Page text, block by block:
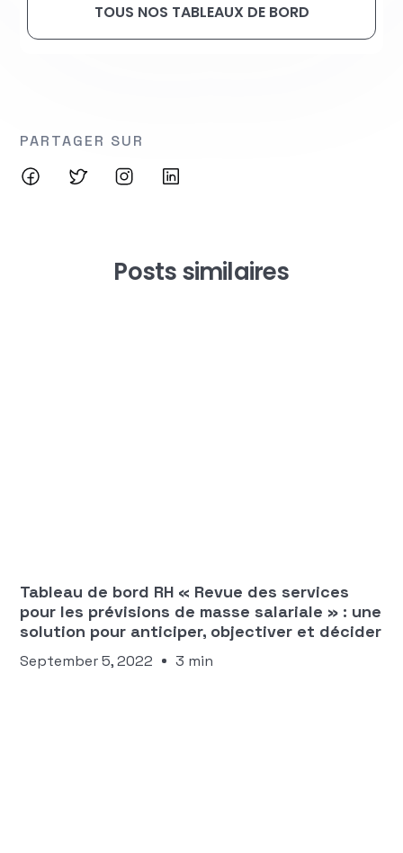
TOUS NOS TABLEAUX DE BORD
PARTAGER SUR
Posts similaires
Tableau de bord RH « Revue des services
pour les prévisions de masse salariale » : une
solution pour anticiper, objectiver et décider
September 5, 2022 3 min